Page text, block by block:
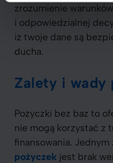
zrozumienie
i odpowiedzialnej
iż twoje dane są
ducha.
Zalety i wady
Pożyczki bez baz to
nie mogą korzystać z
finansowania. Jednym
pożyczek jest brak